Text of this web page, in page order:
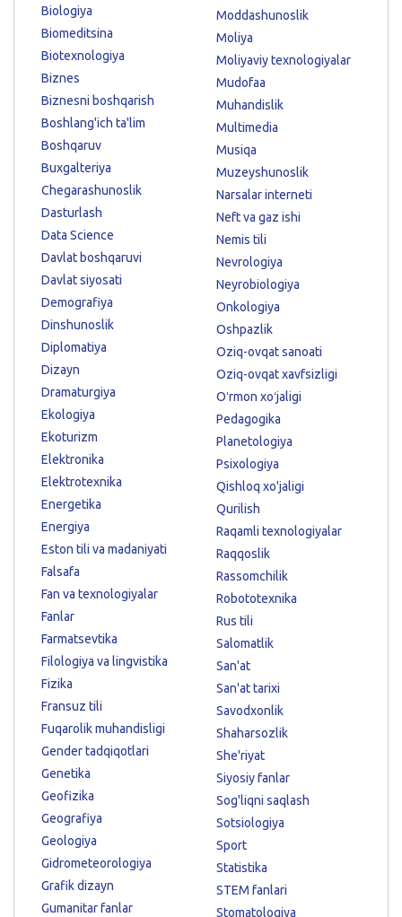
Biologiya
Biomeditsina
Biotexnologiya
Biznes
Biznesni boshqarish
Boshlang'ich ta'lim
Boshqaruv
Buxgalteriya
Chegarashunoslik
Dasturlash
Data Science
Davlat boshqaruvi
Davlat siyosati
Demografiya
Dinshunoslik
Diplomatiya
Dizayn
Dramaturgiya
Ekologiya
Ekoturizm
Elektronika
Elektrotexnika
Energetika
Energiya
Eston tili va madaniyati
Falsafa
Fan va texnologiyalar
Fanlar
Farmatsevtika
Filologiya va lingvistika
Fizika
Fransuz tili
Fuqarolik muhandisligi
Gender tadqiqotlari
Genetika
Geofizika
Geografiya
Geologiya
Gidrometeorologiya
Grafik dizayn
Gumanitar fanlar
Moddashunoslik
Moliya
Moliyaviy texnologiyalar
Mudofaa
Muhandislik
Multimedia
Musiqa
Muzeyshunoslik
Narsalar interneti
Neft va gaz ishi
Nemis tili
Nevrologiya
Neyrobiologiya
Onkologiya
Oshpazlik
Oziq-ovqat sanoati
Oziq-ovqat xavfsizligi
Oʻrmon xoʻjaligi
Pedagogika
Planetologiya
Psixologiya
Qishloq xo'jaligi
Qurilish
Raqamli texnologiyalar
Raqqoslik
Rassomchilik
Robototexnika
Rus tili
Salomatlik
San'at
San'at tarixi
Savodxonlik
Shaharsozlik
She'riyat
Siyosiy fanlar
Sog'liqni saqlash
Sotsiologiya
Sport
Statistika
STEM fanlari
Stomatologiya